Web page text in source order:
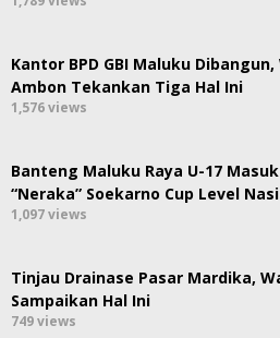
Kantor BPD GBI Maluku
Ambon Tekankan Tiga Hal Ini
1,576 views
Banteng Maluku Raya U-17
“Neraka” Soekarno Cup Level
1,097 views
Tinjau Drainase Pasar Mardika,
Sampaikan Hal Ini
749 views